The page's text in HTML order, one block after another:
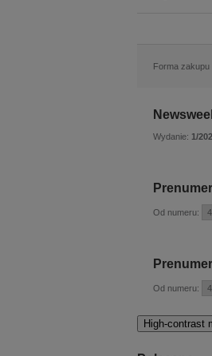
Forma zakupu
Wydanie: 1/
Od numeru:
Od numeru:
High-contrast